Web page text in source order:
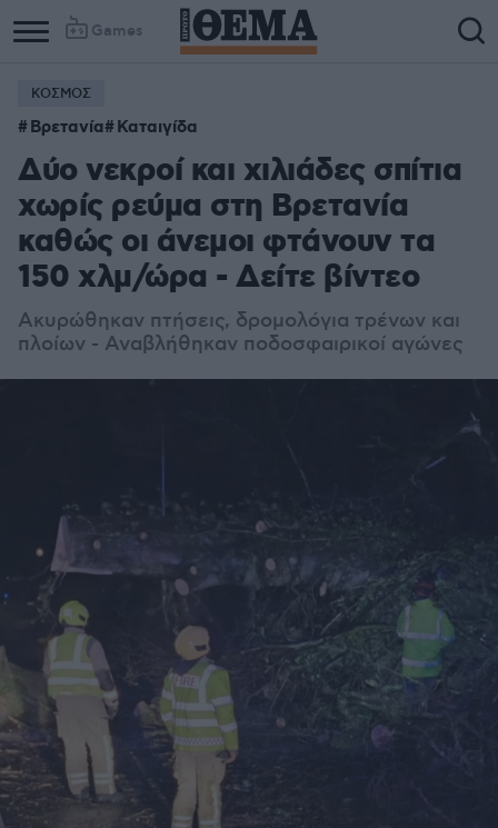
Games
ΚΟΣΜΟΣ
Βρετανία Καταιγίδα
Δύο νεκροί και χιλιάδες σπίτια
χωρίς ρεύμα στη Βρετανία
καθώς οι άνεμοι φτάνουν τα
150 χλμ/ώρα - Δείτε βίντεο
Ακυρώθηκαν πτήσεις, δρομολόγια τρένων και
πλοίων - Αναβλήθηκαν ποδοσφαιρικοί αγώνες